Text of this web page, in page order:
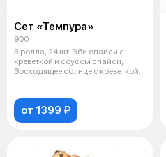
Сет «Темпура»
900 г
3 ролла, 24 шт. Эби спайси с
креветкой и соусом спайси,
Восходящее солнце с креветкой,
от 1399 ₽